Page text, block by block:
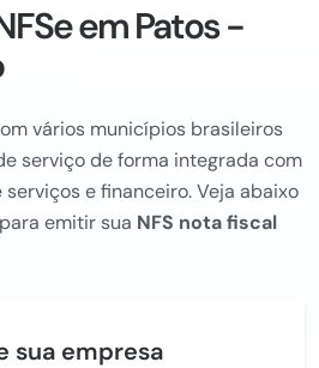
em Patos -
vários municípios brasileiros
serviço de forma integrada com
e financeiro. Veja abaixo
emitir sua NFS nota fiscal
sua empresa